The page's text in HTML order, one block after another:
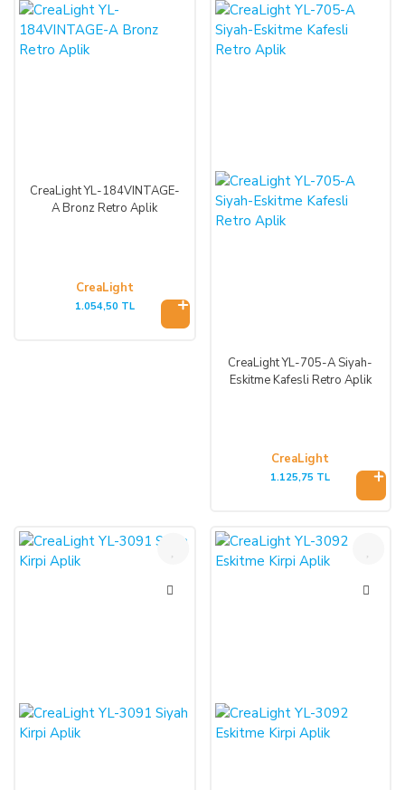
CreaLight YL-184VINTAGE-
A Bronz Retro Aplik
CreaLight
1.054,50 TL
CreaLight YL-705-A Siyah-
Eskitme Kafesli Retro Aplik
CreaLight
1.125,75 TL